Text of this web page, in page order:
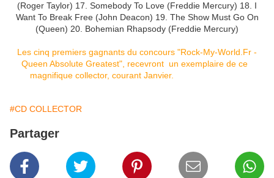
(Roger Taylor) 17. Somebody To Love (Freddie Mercury) 18. I
Want To Break Free (John Deacon) 19. The Show Must Go On
(Queen) 20. Bohemian Rhapsody (Freddie Mercury)
Les cinq premiers gagnants du concours "Rock-My-World.Fr -
Queen Absolute Greatest", recevront un exemplaire de ce
magnifique collector, courant Janvier.
#CD COLLECTOR
Partager